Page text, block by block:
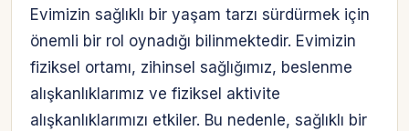
Evimizin sağlıklı bir yaşam tarzı sürdürmek için
önemli bir rol oynadığı bilinmektedir. Evimizin
fiziksel ortamı, zihinsel sağlığımız, beslenme
alışkanlıklarımız ve fiziksel aktivite
alışkanlıklarımızı etkiler. Bu nedenle, sağlıklı bir